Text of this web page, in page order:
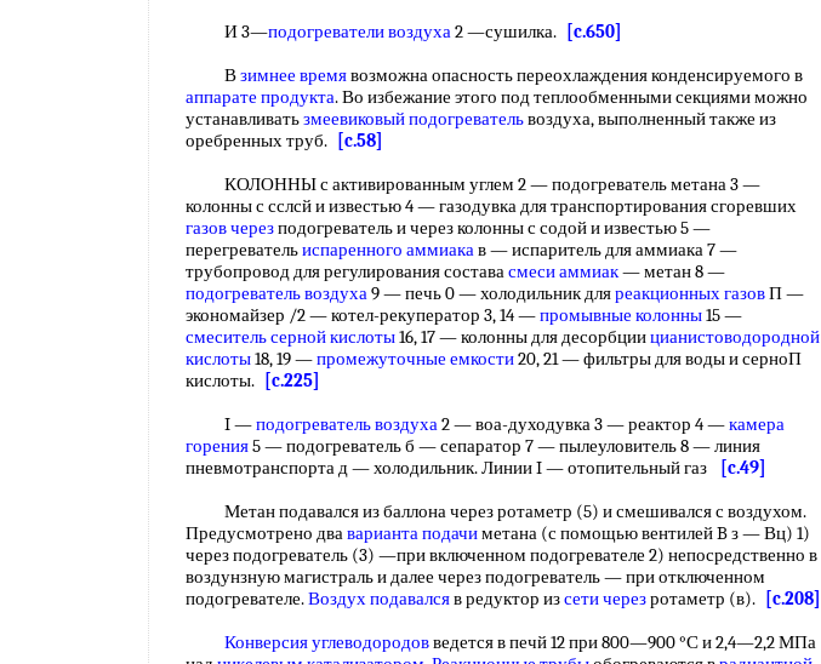
И 3—подогреватели воздуха2 —сушилка.
[c.650]
Взимнее времявозможна опасность переохлаждения конденсируемого в
аппарате продукта. Во избежание этого под теплообменными секциями можно
устанавливатьзмеевиковый подогревательвоздуха, выполненный также из
оребренных труб.
[c.58]
КОЛОННЫ с активированным углем 2 — подогреватель метана 3 —
колонны с сслсй и известью 4 — газодувка для транспортирования сгоревших
газов черезподогреватель и через колонны с содой и известью 5 —
перегревательиспаренного аммиакав — испаритель для аммиака 7 —
трубопровод для регулирования составасмеси аммиак— метан 8 —
подогреватель воздуха9 — печь 0 — холодильник дляреакционных газовП —
экономайзер /2 — котел-рекуператор 3, 14 —промывные колонны15 —
смеситель серной кислоты16, 17 — колонны для десорбциицианистоводородной
кислоты18, 19 —промежуточные емкости20, 21 — фильтры для воды и серноП
кислоты.
[c.225]
I —подогреватель воздуха2 — воа-духодувка 3 — реактор 4 —камера
горения5 — подогреватель б — сепаратор 7 — пылеуловитель 8 — линия
пневмотранспорта д — холодильник. Линии I — отопительный газ
[c.49]
Метан подавался из баллона через ротаметр (5) и смешивался с воздухом.
Предусмотрено дваварианта подачиметана (с помощью вентилей B з — Вц) 1)
через подогреватель (3) —при включенном подогревателе 2) непосредственно в
воздунзную магистраль и далее через подогреватель — при отключенном
подогревателе.Воздух подавалсяв редуктор изсети черезротаметр (в).
[c.208]
Конверсия углеводородовведется в печй 12 при 800—900 °С и 2,4—2,2 МПа